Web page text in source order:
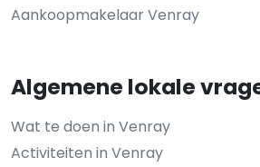
Aankoopmakelaar Venray
Algemene lokale
Wat te doen in Venray
Activiteiten in Venray